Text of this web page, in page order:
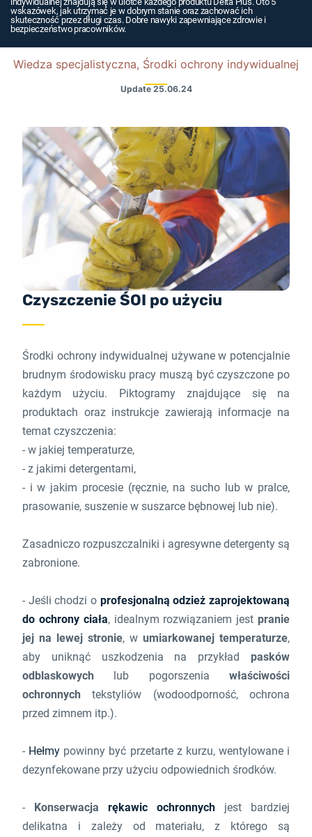
wskazówek, jak utrzymać je w dobrym stanie oraz zachować ich
skuteczność przez długi czas. Dobre nawyki zapewniające zdrowie i
bezpieczeństwo pracowników.
Wiedza specjalistyczna, Środki ochrony indywidualnej
Update 25.06.24
Czyszczenie ŚOI po użyciu
Środki ochrony indywidualnej używane w potencjalnie
brudnym środowisku pracy muszą być czyszczone po
każdym użyciu. Piktogramy znajdujące się na
produktach oraz instrukcje zawierają informacje na
temat czyszczenia:
- w jakiej temperaturze,
- z jakimi detergentami,
- i w jakim procesie (ręcznie, na sucho lub w pralce,
prasowanie, suszenie w suszarce bębnowej lub nie).
Zasadniczo rozpuszczalniki i agresywne detergenty są
zabronione.
- Jeśli chodzi o profesjonalną odzież zaprojektowaną
do ochrony ciała, idealnym rozwiązaniem jest pranie
jej na lewej stronie, wumiarkowanej temperaturze,
aby uniknąć uszkodzenia na przykład pasków
odblaskowych lub pogorszeniawłaściwości
ochronnych tekstyliów (wodoodporność, ochrona
przed zimnem itp.).
- Hełmy powinny być przetarte z kurzu, wentylowane i
dezynfekowane przy użyciu odpowiednich środków.
- Konserwacja rękawic ochronnych jest bardziej
delikatna i zależy od materiału, z którego są